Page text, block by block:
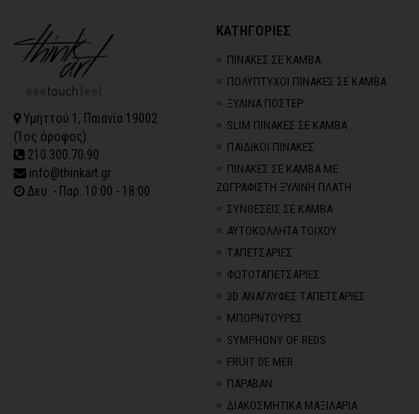
Υμηττού 1, Παιανία 19002
(1ος όροφος)
210.300.70.90
info@thinkart.gr
Δευ. - Παρ. 10:00 - 18:00
ΚΑΤΗΓΟΡΙΕΣ
ΠΙΝΑΚΕΣ ΣΕ ΚΑΜΒΑ
ΠΟΛΥΠΤΥΧΟΙ ΠΙΝΑΚΕΣ ΣΕ ΚΑΜΒΑ
ΞΥΛΙΝΑ ΠΟΣΤΕΡ
SLIM ΠΙΝΑΚΕΣ ΣΕ ΚΑΜΒΑ
ΠΑΙΔΙΚΟΙ ΠΙΝΑΚΕΣ
ΠΙΝΑΚΕΣ ΣΕ ΚΑΜΒΑ ΜΕ
ΖΩΓΡΑΦΙΣΤΗ ΞΥΛΙΝΗ ΠΛΑΤΗ
ΣΥΝΘΕΣΕΙΣ ΣΕ ΚΑΜΒΑ
ΑΥΤΟΚΟΛΛΗΤΑ ΤΟΙΧΟΥ
TΑΠΕΤΣΑΡΙΕΣ
ΦΩΤΟΤΑΠΕΤΣΑΡΙΕΣ
3D AΝΑΓΛΥΦΕΣ TΑΠΕΤΣΑΡΙΕΣ
ΜΠΟΡΝΤΟΥΡΕΣ
SYMPHONY OF REDS
FRUIT DE MER
ΠΑΡΑΒΑΝ
ΔΙΑΚΟΣΜΗΤΙΚΑ ΜΑΞΙΛΑΡΙΑ